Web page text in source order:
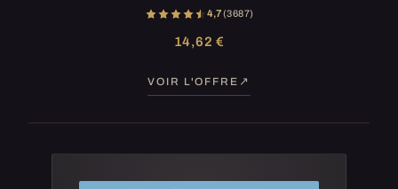
4,7(3 687)
14,62 €
VOIR L'OFFRE